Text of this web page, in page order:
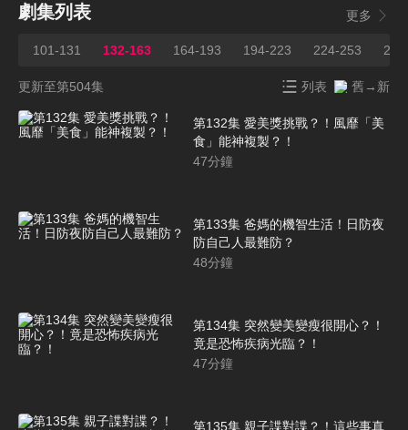
劇集列表 更多
101-131 132-163 164-193 194-223 224-253
更新至第504集 列表 舊→新
第132集 愛美獎挑戰？！風靡「美
食」能神複製？！
47分鐘
第133集 爸媽的機智生活！日防夜
防自己人最難防？
48分鐘
第134集 突然變美變瘦很開心？！
竟是恐怖疾病光臨？！
47分鐘
第135集 親子諜對諜？！這些事真